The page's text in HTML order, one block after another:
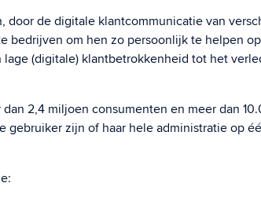
door de digitale klantcommunicatie van
bedrijven om hen zo persoonlijk te helpen
(digitale) klantbetrokkenheid tot het
2,4 miljoen consumenten en meer dan
gebruiker zijn of haar hele administratie op